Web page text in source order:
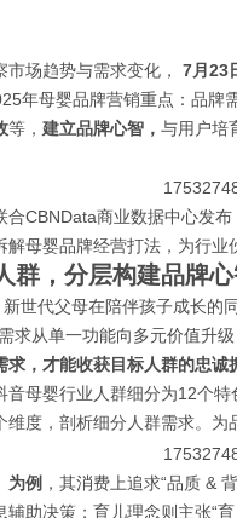
场趋势与需求变化， 7月23
年母婴品牌营销重点：品牌
等， 建立品牌心智， 与用户培
合CBNData商业数据中心发布
母婴品牌经营打法，为行业
群，分层构建品牌
世代父母在陪伴孩子成长
求从单一功能向多元价值升
，才能收获目标人群的忠诚
母婴行业人群细分为12个
维度，剖析细分人群需求。为
为例 ，其消费上追求“品质 &
助决策；育儿理念则主张“